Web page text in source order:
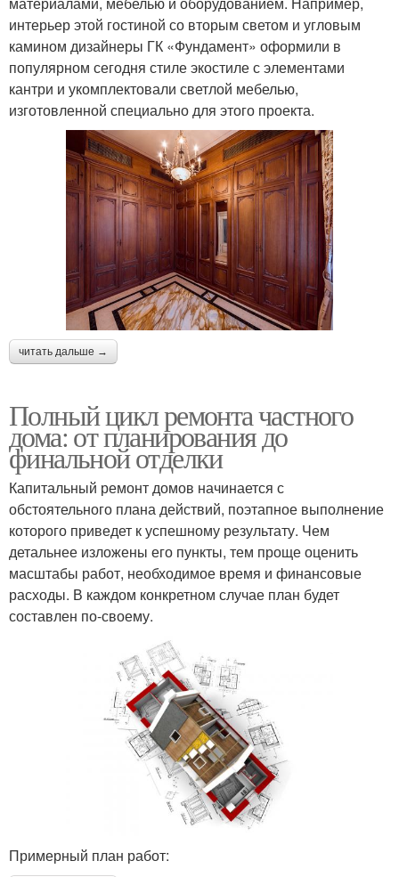
интерьер этой гостиной со вторым светом и угловым
камином дизайнеры ГК «Фундамент» оформили в
популярном сегодня стиле экостиле с элементами
кантри и укомплектовали светлой мебелью,
изготовленной специально для этого проекта.
читать дальше →
Полный цикл ремонта частного
дома: от планирования до
финальной отделки
Капитальный ремонт домов начинается с
обстоятельного плана действий, поэтапное выполнение
которого приведет к успешному результату. Чем
детальнее изложены его пункты, тем проще оценить
масштабы работ, необходимое время и финансовые
расходы. В каждом конкретном случае план будет
составлен по-своему.
Примерный план работ: